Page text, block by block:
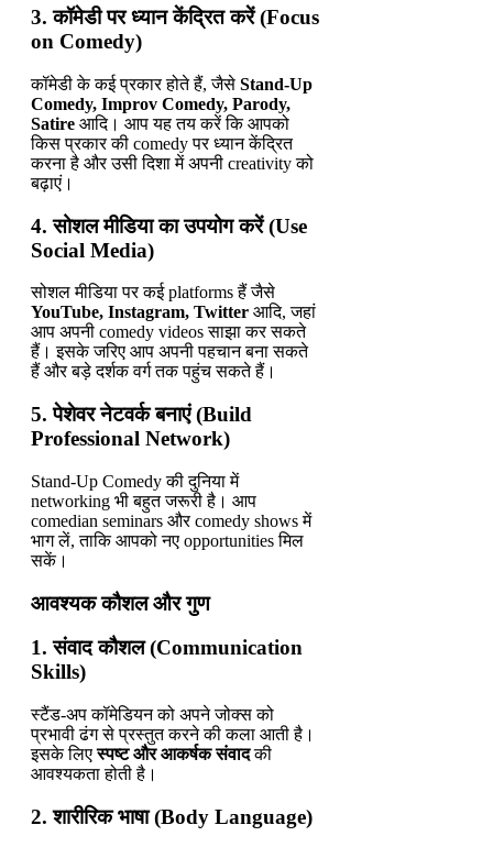
3. कॉमेडी पर ध्यान केंद्रित करें (Focus
on Comedy)
कॉमेडी के कई प्रकार होते हैं, जैसे Stand-Up
Comedy, Improv Comedy, Parody,
Satire आदि। आप यह तय करें कि आपको
किस प्रकार की comedy पर ध्यान केंद्रित
करना है और उसी दिशा में अपनी creativity को
बढ़ाएं।
4. सोशल मीडिया का उपयोग करें (Use
Social Media)
सोशल मीडिया पर कई platforms हैं जैसे
YouTube, Instagram, Twitter आदि, जहां
आप अपनी comedy videos साझा कर सकते
हैं। इसके जरिए आप अपनी पहचान बना सकते
हैं और बड़े दर्शक वर्ग तक पहुंच सकते हैं।
5. पेशेवर नेटवर्क बनाएं (Build
Professional Network)
Stand-Up Comedy की दुनिया में
networking भी बहुत जरूरी है। आप
comedian seminars और comedy shows में
भाग लें, ताकि आपको नए opportunities मिल
सकें।
आवश्यक कौशल और गुण
1. संवाद कौशल (Communication
Skills)
स्टैंड-अप कॉमेडियन को अपने जोक्स को
प्रभावी ढंग से प्रस्तुत करने की कला आती है।
इसके लिएस्पष्ट और आकर्षक संवादकी
आवश्यकता होती है।
2. शारीरिक भाषा (Body Language)